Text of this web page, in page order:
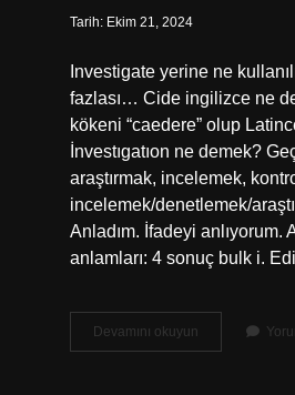
Tarih: Ekim 21, 2024
Investigate yerine ne
fazlası… Cide ingilizce ne
kökeni “caedere” olup
İnvestıgatıon ne demek?
araştırmak, incelemek,
incelemek/denetlemek/
Anladım. İfadeyi
anlamları: 4 sonuç bulk i.
Devamını okuyun Investigation
Türkçesi